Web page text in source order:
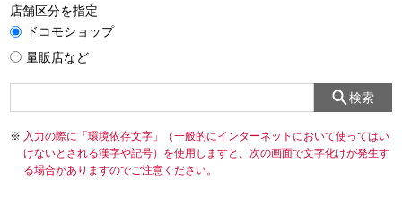
店舗区分を指定
ドコモショップ
量販店など
検索
入力の際に「環境依存文字」（一般的にインターネットにおいて使ってはい
けないとされる漢字や記号）を使用しますと、次の画面で文字化けが発生す
る場合がありますのでご注意ください。